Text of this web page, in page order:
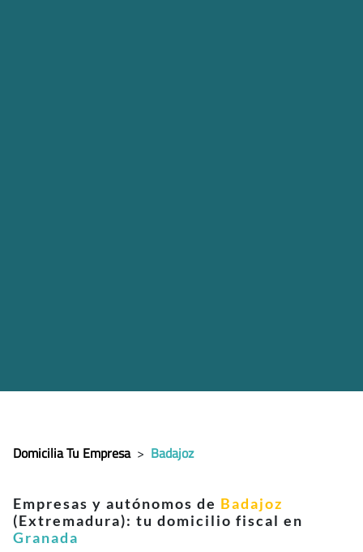
Domicilia Tu Empresa > Badajoz
Empresas y autónomos de Badajoz
(Extremadura): tu domicilio fiscal en
Granada